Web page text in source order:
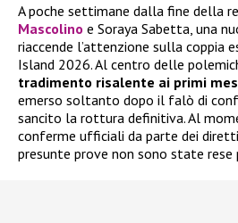
A poche settimane dalla fine della
Mascolino e Soraya Sabetta, una
riaccende l’attenzione sulla coppia
Island 2026. Al centro delle
tradimento risalente ai primi
emerso soltanto dopo il falò di
sancito la rottura definitiva. Al
conferme ufficiali da parte dei
presunte prove non sono state rese